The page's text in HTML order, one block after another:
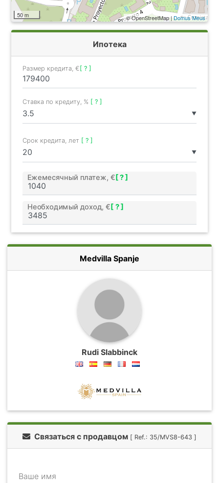
50 m © OpenStreetMap |Domus Meus
Ипотека
Размер кредита, €[ ? ]
▼
Ставка по кредиту, % [ ? ]
▼
Срок кредита, лет [ ? ]
Ежемесячный платеж, € [ ? ]
Необходимый доход, € [ ? ]
Medvilla Spanje
Rudi Slabbinck
Связаться с продавцом [ Ref.: 35/MVS8-643 ]
Ваше имя